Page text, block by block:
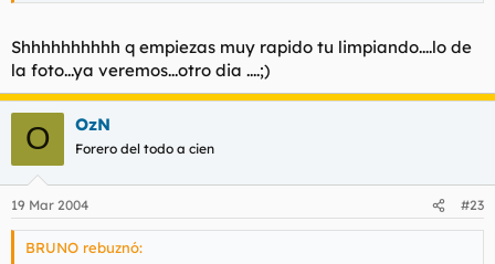
Shhhhhhhhhh q empiezas muy rapido tu limpiando....lo de
la foto...ya veremos...otro dia ....;)
O OzN
Forero del todo a cien
19 Mar 2004 #23
BRUNO rebuznó: